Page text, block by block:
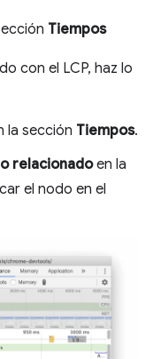
Tiempos
con el LCP, haz lo
la sección Tiempos.
relacionadoen la
el nodo en el